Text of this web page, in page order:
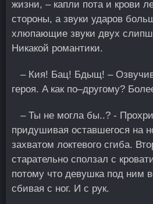
жизни, – капли пота и крови
стороны, а звуки ударов
хлюпающие звуки двух
Никакой романтики.
– Кия! Бац! Бдыщ! –
героя. Α как по–другому?
– Ты не могла бы..? -
придушивая оставшегося на
захватом локтевого сгиба.
старательно сползал с
потому что девушка под ним
сбивая с ног. И с рук.